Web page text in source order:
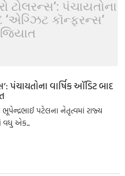
ટોલરન્સ’: પંચાયતોના
‘એગ્ઝિટ કૉન્ફરન્સ’
પંચાયતોના વાર્ષિક ઑડિટ બાદ
પટેલના નેતૃત્વમાં રાજ્ય
વધુ એક...